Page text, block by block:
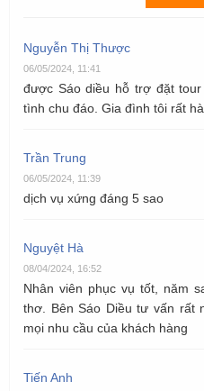
Nguyễn Thị Thược
06/05/2024, 11:41
được Sáo diều hỗ trợ đặt
tình chu đáo. Gia đình tôi rất
Trần Trung
06/05/2024, 11:39
dịch vụ xứng đáng 5 sao
Nguyệt Hà
08/04/2024, 16:52
Nhân viên phục vụ tốt, năm
thơ. Bên Sáo Diều tư vấn rất
mọi nhu cầu của khách hàng
Tiến Anh